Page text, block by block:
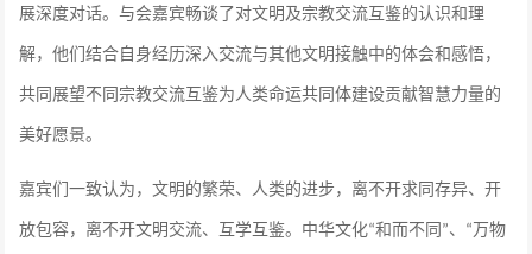
展深度对话。与会嘉宾畅谈了对文明及宗教交流互鉴的认识和理
解，他们结合自身经历深入交流与其他文明接触中的体会和感悟，
共同展望不同宗教交流互鉴为人类命运共同体建设贡献智慧力量的
美好愿景。
嘉宾们一致认为，文明的繁荣、人类的进步，离不开求同存异、开
放包容，离不开文明交流、互学互鉴。中华文化“和而不同 ”、 “ 万物